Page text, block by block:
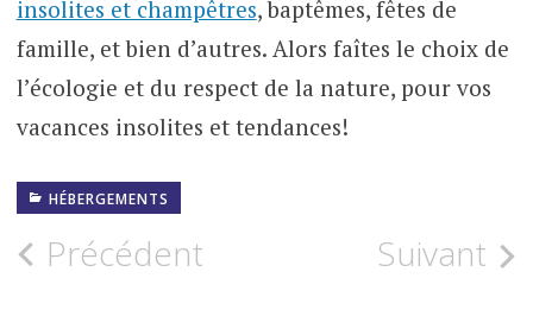
insolites et champêtres, baptêmes, fêtes de
famille, et bien d’autres. Alors faîtes le choix de
l’écologie et du respect de la nature, pour vos
vacances insolites et tendances!
HÉBERGEMENTS
Navigation
Précédent Suivant